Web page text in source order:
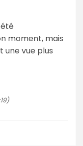
moment, mais
une vue plus